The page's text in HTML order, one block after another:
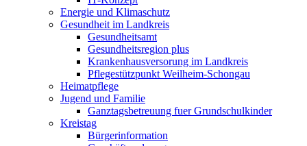
Energie und Klimaschutz
Gesundheit im Landkreis
Gesundheitsamt
Gesundheitsregion plus
Krankenhausversorung im Landkreis
Pflegestützpunkt Weilheim-Schongau
Heimatpflege
Jugend und Familie
Ganztagsbetreuung fuer Grundschulkinder
Kreistag
Bürgerinformation